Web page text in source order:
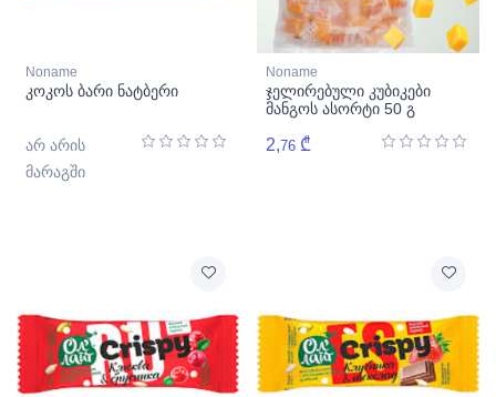
Noname
კოკოს ბარი ნატბერი
არ არის
მარაგში
Noname
ჯელირებული კუბიკები
მანგოს ასორტი 50 გ
2,76 ₾